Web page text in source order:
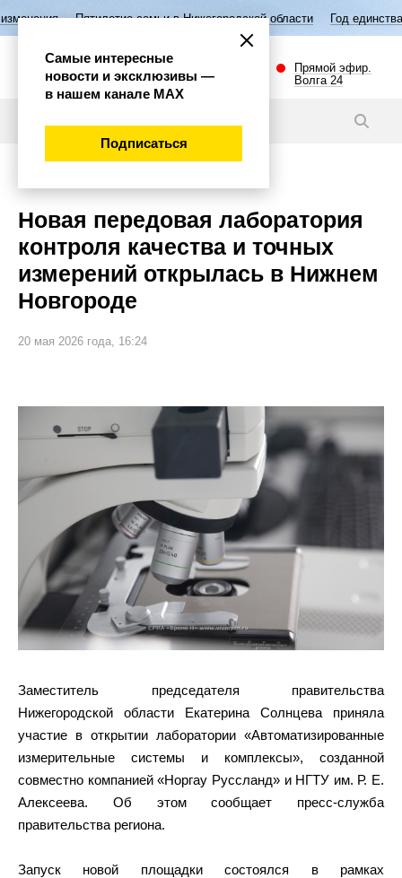
семьи в Нижегородской области Год единства народов России
Прямой эфир.
Волга 24
Новая передовая лаборатория
контроля качества и точных
измерений открылась в Нижнем
Новгороде
20 мая 2026 года, 16:24
Заместитель председателя правительства
Нижегородской области Екатерина Солнцева приняла
участие в открытии лаборатории «Автоматизированные
измерительные системы и комплексы», созданной
совместно компанией «Норгау Руссланд» и НГТУ им. Р. Е.
Алексеева. Об этом сообщает пресс-служба
правительства региона.
Запуск новой площадки состоялся в рамках
Самые интересные
новости и эксклюзивы —
в нашем канале МАХ
Подписаться